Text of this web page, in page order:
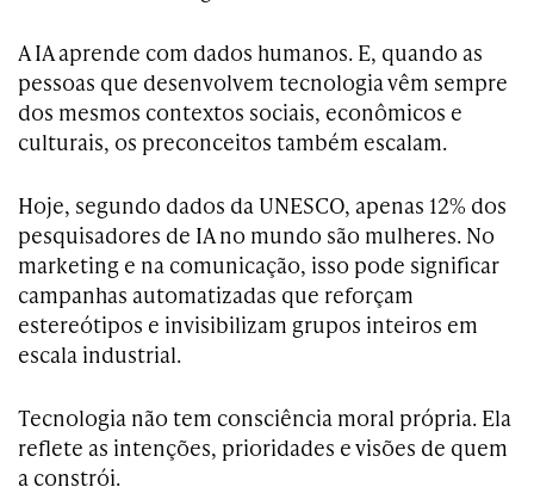
A IA aprende com dados humanos. E, quando as
pessoas que desenvolvem tecnologia vêm sempre
dos mesmos contextos sociais, econômicos e
culturais, os preconceitos também escalam.
Hoje, segundo dados da UNESCO, apenas 12% dos
pesquisadores de IA no mundo são mulheres. No
marketing e na comunicação, isso pode significar
campanhas automatizadas que reforçam
estereótipos e invisibilizam grupos inteiros em
escala industrial.
Tecnologia não tem consciência moral própria. Ela
reflete as intenções, prioridades e visões de quem
a constrói.